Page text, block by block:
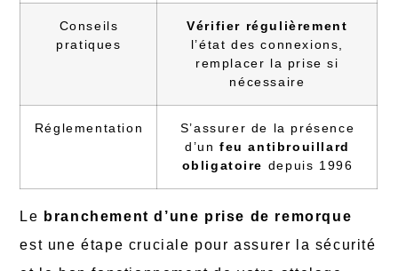
Conseils
pratiques
Vérifier régulièrement
l’état des connexions,
remplacer la prise si
nécessaire
Réglementation
S’assurer de la présence
d’un feu antibrouillard
obligatoire depuis 1996
Le branchement d’une prise de remorque
est une étape cruciale pour assurer la sécurité